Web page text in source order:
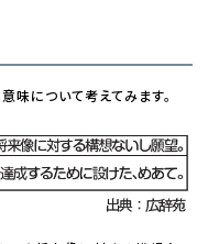
味について考えてみます。